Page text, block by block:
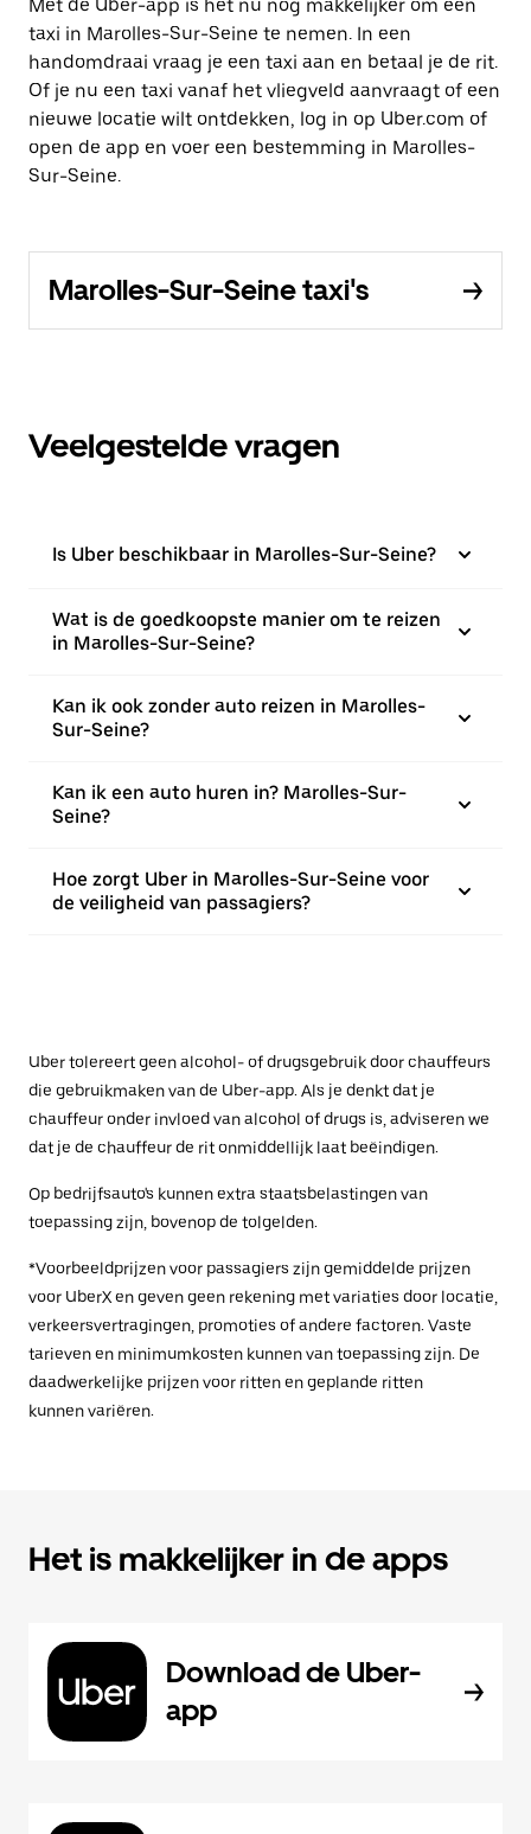
Met de Uber-app is het nu nog makkelijker om een
taxi in Marolles-Sur-Seine te nemen. In een
handomdraai vraag je een taxi aan en betaal je de rit.
Of je nu een taxi vanaf het vliegveld aanvraagt of een
nieuwe locatie wilt ontdekken, log in op Uber.com of
open de app en voer een bestemming in Marolles-
Sur-Seine.
Marolles-Sur-Seine taxi's
Veelgestelde vragen
Is Uber beschikbaar in Marolles-Sur-Seine?
Wat is de goedkoopste manier om te reizen
in Marolles-Sur-Seine?
Kan ik ook zonder auto reizen in Marolles-
Sur-Seine?
Kan ik een auto huren in? Marolles-Sur-
Seine?
Hoe zorgt Uber in Marolles-Sur-Seine voor
de veiligheid van passagiers?
Uber tolereert geen alcohol- of drugsgebruik door chauffeurs
die gebruikmaken van de Uber-app. Als je denkt dat je
chauffeur onder invloed van alcohol of drugs is, adviseren we
dat je de chauffeur de rit onmiddellijk laat beëindigen.
Op bedrijfsauto's kunnen extra staatsbelastingen van
toepassing zijn, bovenop de tolgelden.
*Voorbeeldprijzen voor passagiers zijn gemiddelde prijzen
voor UberX en geven geen rekening met variaties door locatie,
verkeersvertragingen, promoties of andere factoren. Vaste
tarieven en minimumkosten kunnen van toepassing zijn. De
daadwerkelijke prijzen voor ritten en geplande ritten
kunnen variëren.
Het is makkelijker in de apps
Download de Uber-
app